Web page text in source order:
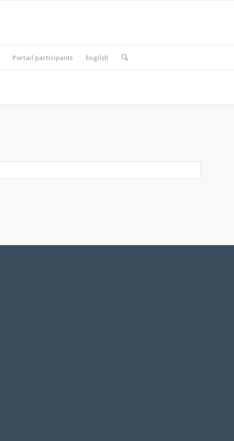
Portail participants English